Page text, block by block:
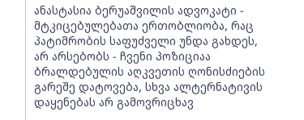
ანასტასია ბერუაშვილის ადვოკატი -
მტკიცებულებათა ერთობლიობა, რაც
პატიმრობის საფუძველი უნდა გახდეს,
არ არსებობს - ჩვენი პოზიციაა
ბრალდებულის აღკვეთის ღონისძიების
გარეშე დატოვება, სხვა ალტერნატივის
დაყენებას არ გამოვრიცხავ